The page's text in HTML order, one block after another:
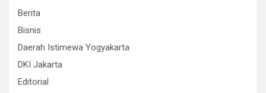
Berita
Bisnis
Daerah Istimewa Yogyakarta
DKI Jakarta
Editorial